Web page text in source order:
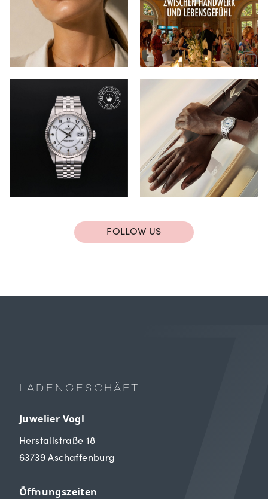
FOLLOW US
LADENGESCHÄFT
Juwelier Vogl
Herstallstraße 18
63739 Aschaffenburg
Öffnungszeiten